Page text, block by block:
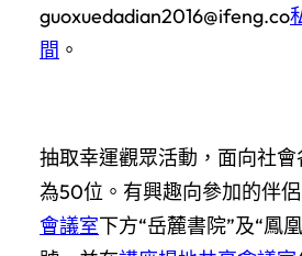
guoxuedadian2016@ifeng.co
間 。
抽取幸運觀眾活動，面向社
為50位。有興趣向參加的伴
會議室下方“岳麓書院”及“鳳